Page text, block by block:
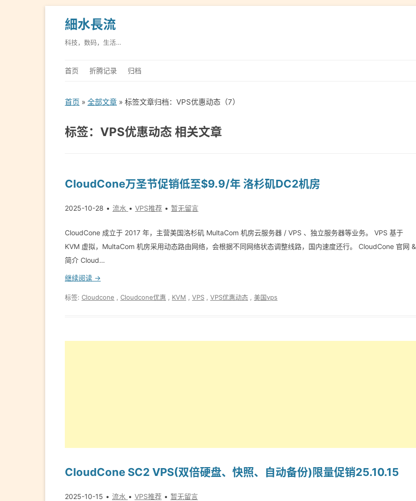
細水長流
科技，数码，生活…
首页 折腾记录 归档
首页 » 全部文章 » 标签文章归档：VPS优惠动态（7）
标签：VPS优惠动态 相关文章
CloudCone万圣节促销低至$9.9/年 洛杉矶DC2机房
2025-10-28 流水 VPS推荐 暂无留言
CloudCone 成立于 2017 年，主营美国洛杉矶 Mul­ta­Com 机房云服务器 / VPS 、独立服务器等业务。 VPS 基于
KVM 虚拟，Mul­ta­Com 机房采用动态路由网络，会根据不同网络状态调整线路，国内速度还行。 CloudCone 官网 &
简介 Cloud…
继续阅读 →
标签: Cloudcone Cloudcone优惠 KVM VPS VPS优惠动态 美国vps
CloudCone SC2 VPS(双倍硬盘、快照、自动备份)限量促销25.10.15
2025-10-15 流水 VPS推荐 暂无留言